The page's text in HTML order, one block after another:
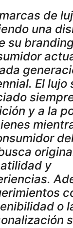
de
una
su
El lujo
y a la
y
o